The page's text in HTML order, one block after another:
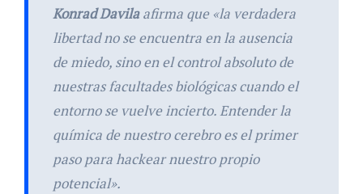
Konrad Davilaafirma que «la verdadera
libertad no se encuentra en la ausencia
de miedo, sino en el control absoluto de
nuestras facultades biológicas cuando el
entorno se vuelve incierto. Entender la
química de nuestro cerebro es el primer
paso para hackear nuestro propio
potencial».